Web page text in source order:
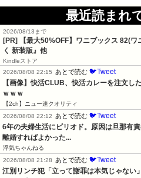
最近読まれ
2026/08/13まで
[PR]
【最大50%OFF】ワニブックス 82(
く 新装版』他
Kindleストア
2026/08/08 22:15
あとで読む 🐦Tweet
【画像】快活CLUB、快活カレーを注文し
ｗｗｗ
【2ch】ニュー速クオリティ
2026/08/08 22:12
あとで読む 🐦Tweet
6年の夫婦生活にピリオド。原因は旦那有
離婚すればよかった...
浮気ちゃんねる
2026/08/08 21:28
あとで読む 🐦Tweet
江別リンチ犯「立って謝罪は本気じゃない